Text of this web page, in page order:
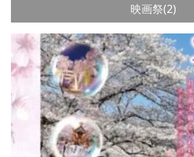
映画祭(2)